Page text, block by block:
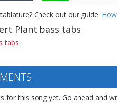
Check out our guide:
Plant bass tabs
tabs
for this song yet. Go ahead and